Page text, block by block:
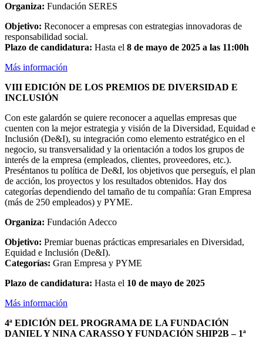
Organiza: Fundación SERES
Objetivo: Reconocer a empresas con estrategias innovadoras de
responsabilidad social.
Plazo de candidatura: Hasta el 8 de mayo de 2025 a las 11:00h
Más información
VIII EDICIÓN DE LOS PREMIOS DE DIVERSIDAD E
INCLUSIÓN
Con este galardón se quiere reconocer a aquellas empresas que
cuenten con la mejor estrategia y visión de la Diversidad, Equidad e
Inclusión (De&I), su integración como elemento estratégico en el
negocio, su transversalidad y la orientación a todos los grupos de
interés de la empresa (empleados, clientes, proveedores, etc.).
Preséntanos tu política de De&I, los objetivos que perseguís, el plan
de acción, los proyectos y los resultados obtenidos. Hay dos
categorías dependiendo del tamaño de tu compañía: Gran Empresa
(más de 250 empleados) y PYME.
Organiza: Fundación Adecco
Objetivo: Premiar buenas prácticas empresariales en Diversidad,
Equidad e Inclusión (De&I).
Categorías: Gran Empresa y PYME
Plazo de candidatura: Hasta el 10 de mayo de 2025
Más información
4ª EDICIÓN DEL PROGRAMA DE LA FUNDACIÓN
DANIEL Y NINA CARASSO Y FUNDACIÓN SHIP2B – 1ª